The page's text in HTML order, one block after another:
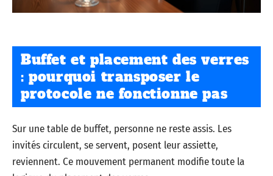
Buffet et placement des verres
: pourquoi transposer le
protocole ne fonctionne pas
Sur une table de buffet, personne ne reste assis. Les
invités circulent, se servent, posent leur assiette,
reviennent. Ce mouvement permanent modifie toute la